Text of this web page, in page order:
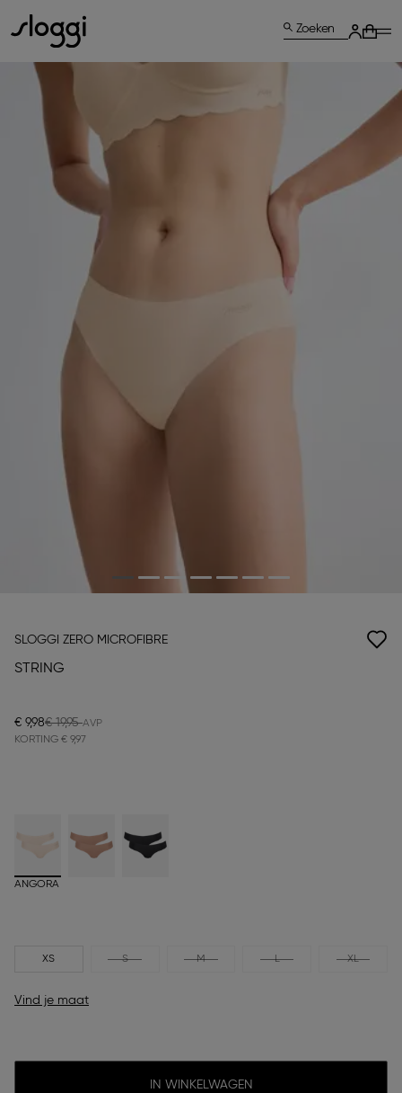
Zoeken
SLOGGI ZERO MICROFIBRE
STRING
€ 9,98€ 19,95
KORTING € 9,97
ANGORA
XS S M L XL
Vind je maat
IN WINKELWAGEN